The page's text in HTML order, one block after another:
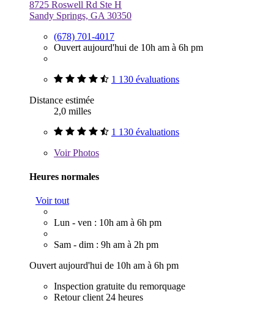
8725 Roswell Rd Ste H
Sandy Springs, GA 30350
(678) 701-4017
Ouvert aujourd'hui de 10h am à 6h pm
1 130 évaluations
Distance estimée
2,0 milles
1 130 évaluations
VoirPhotos
Heures normales
Voir tout
Lun - ven : 10h am à 6h pm
Sam - dim : 9h am à 2h pm
Ouvert aujourd'hui de 10h am à 6h pm
Inspection gratuite du remorquage
Retour client 24 heures